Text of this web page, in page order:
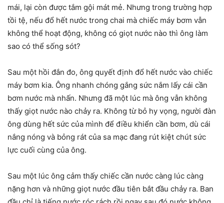
mái, lại còn được tắm gội mát mẻ. Nhưng trong trường hợp
tồi tệ, nếu đổ hết nước trong chai mà chiếc máy bơm vẫn
không thể hoạt động, không có giọt nước nào thì ông làm
sao có thể sống sót?
Sau một hồi đắn đo, ông quyết định đổ hết nước vào chiếc
máy bơm kia. Ông nhanh chóng gắng sức nắm lấy cái cần
bơm nước mà nhấn. Nhưng đã một lúc mà ông vẫn không
thấy giọt nước nào chảy ra. Không từ bỏ hy vọng, người đàn
ông dùng hết sức của mình để điều khiển cần bơm, dù cái
nắng nóng và bỏng rát của sa mạc đang rút kiệt chút sức
lực cuối cùng của ông.
Sau một lúc ông cảm thấy chiếc cần nước càng lúc càng
nặng hơn và những giọt nước đầu tiên bắt đầu chảy ra. Ban